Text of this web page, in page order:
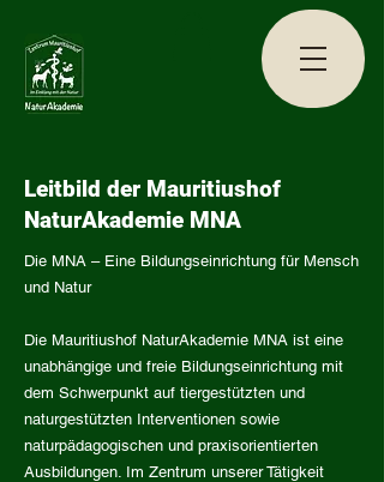
Leitbild der Mauritiushof
NaturAkademie MNA
​Die MNA – Eine Bildungseinrichtung für Mensch
und Natur
Die Mauritiushof NaturAkademie MNA ist eine
unabhängige und freie Bildungseinrichtung mit
dem Schwerpunkt auf tiergestützten und
naturgestützten Interventionen sowie
naturpädagogischen und praxisorientierten
Ausbildungen. Im Zentrum unserer Tätigkeit